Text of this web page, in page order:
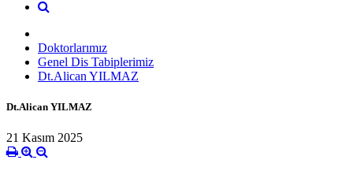
Doktorlarımız
Genel Dis Tabiplerimiz
Dt.Alican YILMAZ
Dt.Alican YILMAZ
21 Kasım 2025